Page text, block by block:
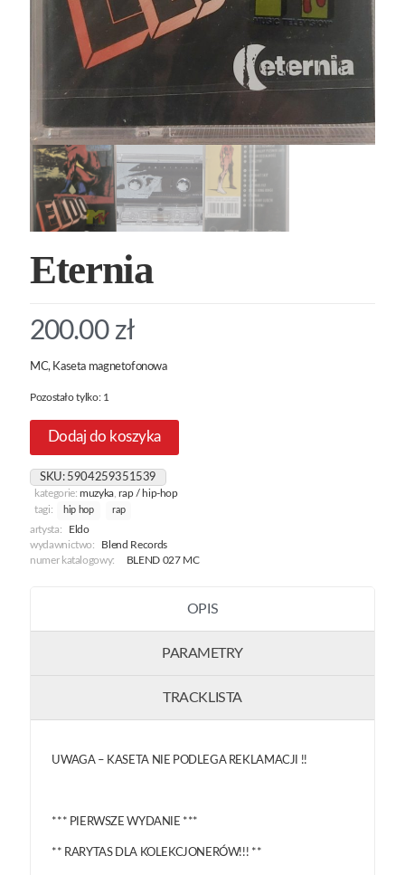
Eternia
200.00 zł
MC, Kaseta magnetofonowa
Pozostało tylko: 1
Dodaj do koszyka
SKU: 5904259351539
kategorie:muzyka ,rap / hip-hop
tagi:
hip hop rap
artysta:
Eldo
wydawnictwo:
Blend Records
numer katalogowy:
BLEND 027 MC
OPIS
PARAMETRY
TRACKLISTA
UWAGA – KASETA NIE PODLEGA REKLAMACJI !!
*** PIERWSZE WYDANIE ***
** RARYTAS DLA KOLEKCJONERÓW!!! **